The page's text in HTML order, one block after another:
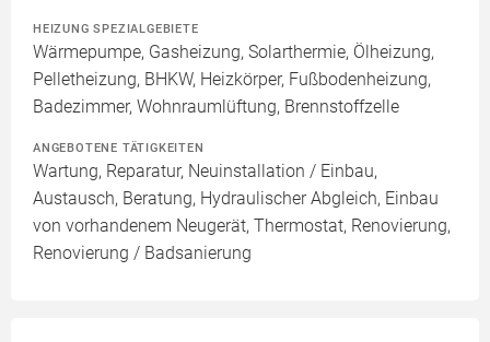
HEIZUNG SPEZIALGEBIETE
Wärmepumpe, Gasheizung, Solarthermie, Ölheizung,
Pelletheizung, BHKW, Heizkörper, Fußbodenheizung,
Badezimmer, Wohnraumlüftung, Brennstoffzelle
ANGEBOTENE TÄTIGKEITEN
Wartung, Reparatur, Neuinstallation / Einbau,
Austausch, Beratung, Hydraulischer Abgleich, Einbau
von vorhandenem Neugerät, Thermostat, Renovierung,
Renovierung / Badsanierung